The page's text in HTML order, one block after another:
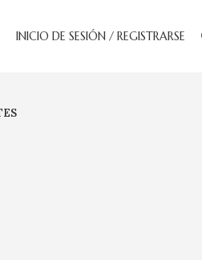
INICIO DE SESIÓN / REGISTRARSE